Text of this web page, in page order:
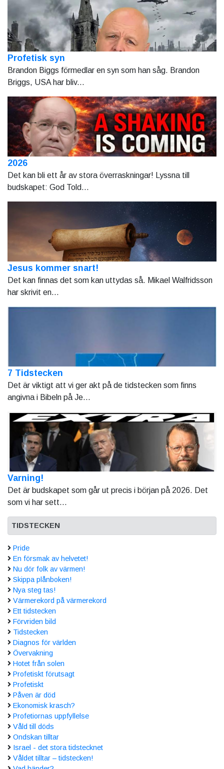
Profetisk syn
Brandon Biggs förmedlar en syn som han såg. Brandon
Briggs, USA har bliv...
2026
Det kan bli ett år av stora överraskningar! Lyssna till
budskapet: God Told...
Jesus kommer snart!
Det kan finnas det som kan uttydas så. Mikael Walfridsson
har skrivit en...
7 Tidstecken
Det är viktigt att vi ger akt på de tidstecken som finns
angivna i Bibeln på Je...
Varning!
Det är budskapet som går ut precis i början på 2026. Det
som vi har sett...
TIDSTECKEN
Pride
En försmak av helvetet!
Nu dör folk av värmen!
Skippa plånboken!
Nya steg tas!
Värmerekord på värmerekord
Ett tidstecken
Förvriden bild
Tidstecken
Diagnos för världen
Övervakning
Hotet från solen
Profetiskt förutsagt
Profetiskt
Påven är död
Ekonomisk krasch?
Profetiornas uppfyllelse
Våld till döds
Ondskan tilltar
Israel - det stora tidstecknet
Våldet tilltar – tidstecken!